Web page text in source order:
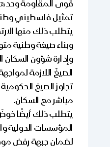
قوى المقاومة
تمثيل فلسطيني
يتطلب ذلك منها
وبناء صيغة وطنية
وإدارة شؤون
الصيغَ اللازمة
تجاوز الصيغ
مباشر مع السكان.
يتطلب ذلك أيضًا
المؤسسات الدولية
لضمان جبهة رفض